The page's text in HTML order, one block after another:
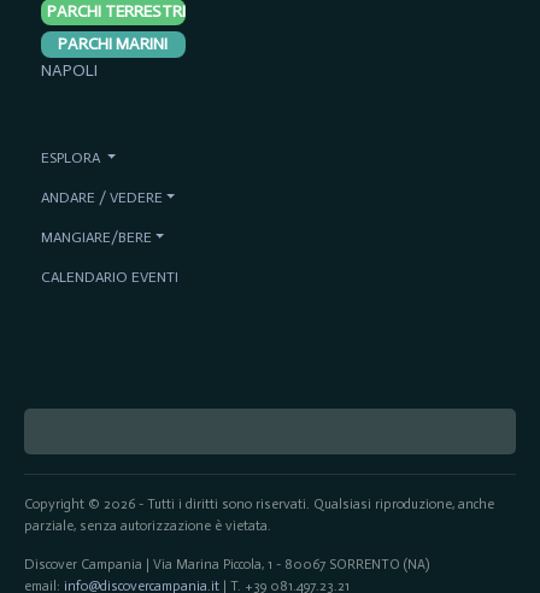
Copyright © 2026 - Tutti i diritti sono riservati. Qualsiasi riproduzione, anche
parziale, senza autorizzazione è vietata.
Discover Campania | Via Marina Piccola, 1 - 80067 SORRENTO (NA)
email: info@discovercampania.it| T. +39 081.497.23.21
PARCHI TERRESTRI
PARCHI MARINI
NAPOLI
ESPLORA
ANDARE / VEDERE
MANGIARE/BERE
CALENDARIO EVENTI